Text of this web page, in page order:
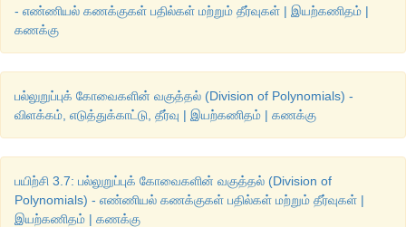
- எண்ணியல் கணக்குகள் பதில்கள் மற்றும் தீர்வுகள் | இயற்கணிதம் |
கணக்கு
பல்லுறுப்புக் கோவைகளின் வகுத்தல் (Division of Polynomials) -
விளக்கம், எடுத்துக்காட்டு, தீர்வு | இயற்கணிதம் | கணக்கு
பயிற்சி 3.7: பல்லுறுப்புக் கோவைகளின் வகுத்தல் (Division of
Polynomials) - எண்ணியல் கணக்குகள் பதில்கள் மற்றும் தீர்வுகள் |
இயற்கணிதம் | கணக்கு